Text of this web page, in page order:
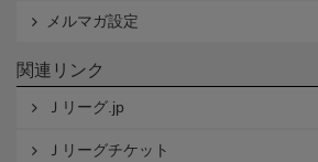
メルマガ設定
関連リンク
Ｊリーグ.jp
Ｊリーグチケット